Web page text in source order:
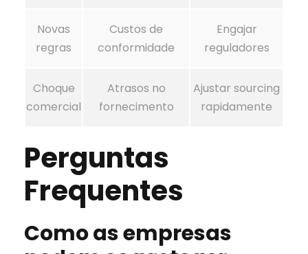
Novas
regras
Custos de
conformidade
Engajar
reguladores
Choque
comercial
Atrasos no
fornecimento
Ajustar sourcing
rapidamente
Perguntas
Frequentes
Como as empresas